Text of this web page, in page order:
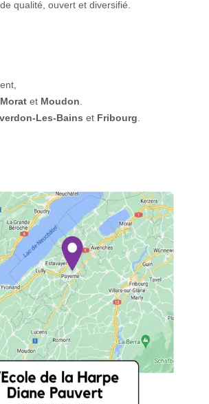
qualité, ouvert et diversifié.
Morat et Moudon
Les-Bains et Fribourg